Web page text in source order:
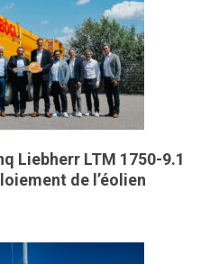
Liebherr LTM 1750-9.1
de l’éolien